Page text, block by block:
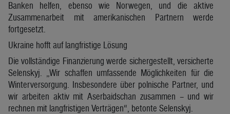
Banken helfen, ebenso wie Norwegen, und die aktive
Zusammenarbeit mit amerikanischen Partnern werde
fortgesetzt.
Ukraine hofft auf langfristige Lösung
Die vollständige Finanzierung werde sichergestellt, versicherte
Selenskyj. „Wir schaffen umfassende Möglichkeiten für die
Winterversorgung. Insbesondere über polnische Partner, und
wir arbeiten aktiv mit Aserbaidschan zusammen – und wir
rechnen mit langfristigen Verträgen“, betonte Selenskyj.